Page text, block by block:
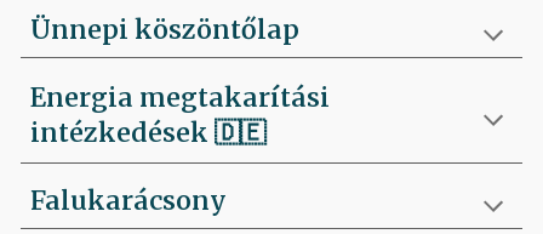
Ünnepi köszöntőlap
Energia megtakarítási
intézkedések 🇩🇪
Falukarácsony